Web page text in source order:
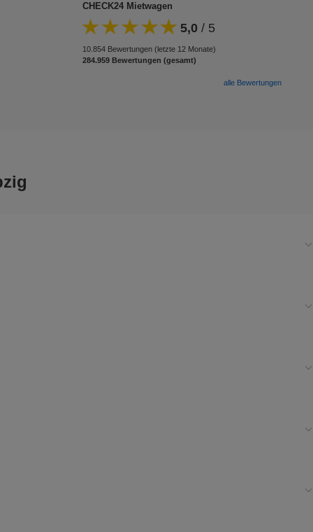
CHECK24 Mietwagen
5,0 / 5
10.854 Bewertungen (letzte 12 Monate)
284.959 Bewertungen (gesamt)
alle Bewertungen